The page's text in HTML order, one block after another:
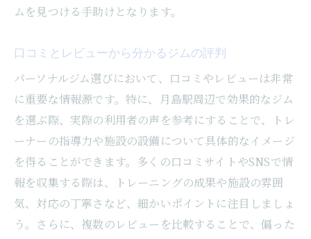
月島駅周辺おすすめパーソナルジム選びのヒン
人気のジムの特色と評判
初心者におすすめのジムとは
上級者向けの施設選びのポイント
コストパフォーマンスの良いジムの見つけ
方
専門的な指導を受けられるジム
ユニークなサービスを提供するジム
ムを見つける手助けとなります。
口コミとレビューから分かるジムの評判
パーソナルジム選びにおいて、口コミやレビューは非常
に重要な情報源です。特に、月島駅周辺で効果的なジム
を選ぶ際、実際の利用者の声を参考にすることで、トレ
ーナーの指導力や施設の設備について具体的なイメージ
を得ることができます。多くの口コミサイトやSNSで情
報を収集する際は、トレーニングの成果や施設の雰囲
気、対応の丁寧さなど、細かいポイントに注目しましょ
う。さらに、複数のレビューを比較することで、偏った